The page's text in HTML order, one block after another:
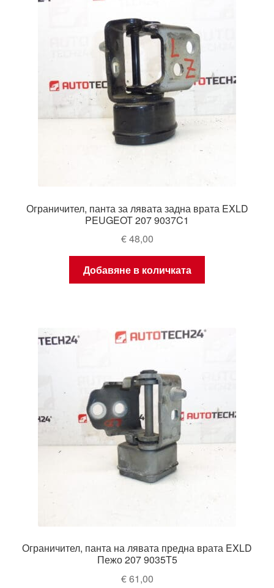
Ограничител, панта за лявата задна врата EXLD
PEUGEOT 207 9037C1
€48,00
Добавяне в количката
Ограничител, панта на лявата предна врата EXLD
Пежо 207 9035T5
€61,00